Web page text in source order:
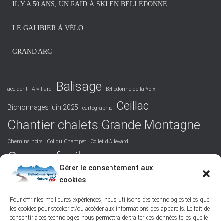
Gérer le consentement aux
cookies
Pour offrir les meilleures expériences, nous utilisons des technologies telles que
les cookies pour stocker et/ou accéder aux informations des appareils. Le fait de
consentir à ces technologies nous permettra de traiter des données telles que le
IL Y A 50 ANS, UN RAID À SKI EN BELLEDONNE
LE GALIBIER À VÉLO.
GRAND ARC
accident Arvillard Balisage Belledonne de la Voix
Bichonnages juin 2025 cartographie Ceillac
Chantier chalets Grande Montagne
Chemins noirs Col du Champet Collet d'Allevard
Course facile
Grandiose Hurtières Isère
Maurienne Nord-Belledonne orientation Picos de Europa Podcast
Poésie randonnée responsabilité
Réchauffement climatique